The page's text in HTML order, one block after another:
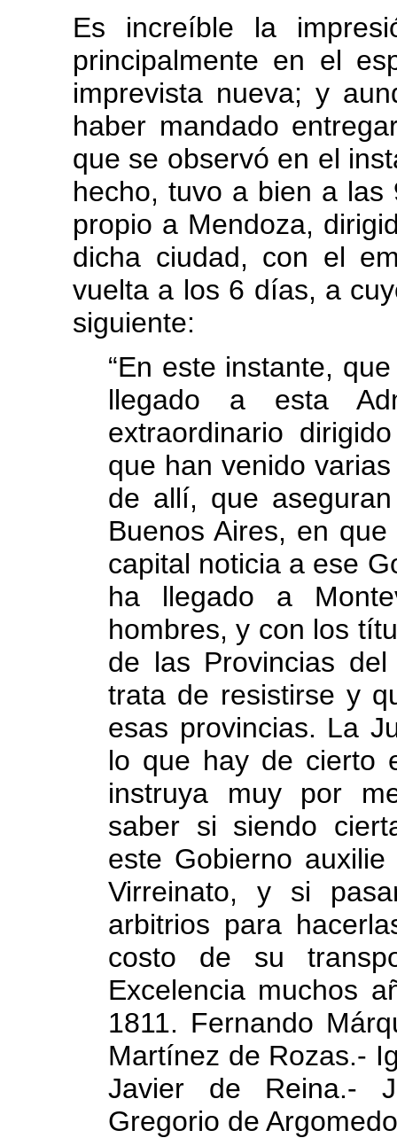
Es increíble la
principalmente en el
imprevista nueva; y
haber mandado
que se observó en el
hecho, tuvo a bien a
propio a Mendoza,
dicha ciudad, con el
vuelta a los 6 días, a
siguiente:
“En este instante,
llegado a esta
extraordinario
que han venido
de allí, que
Buenos Aires, en
capital noticia a ese
ha llegado a
hombres, y con los
de las Provincias
trata de resistirse y
esas provincias. La
lo que hay de cierto
instruya muy por
saber si siendo
este Gobierno
Virreinato, y si
arbitrios para
costo de su
Excelencia muchos
1811. Fernando
Martínez de Rozas.-
Javier de Reina.-
Gregorio de